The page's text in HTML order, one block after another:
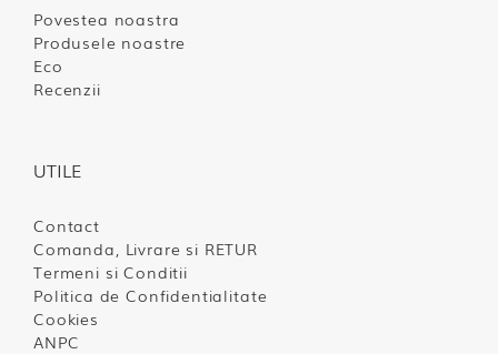
Povestea noastra
Produsele noastre
Eco
Recenzii
UTILE
Contact
Comanda, Livrare si RETUR
Termeni si Conditii
Politica de Confidentialitate
Cookies
ANPC